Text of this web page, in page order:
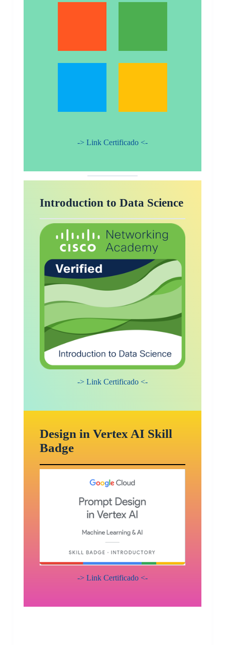
-> Link Certificado <-
Introduction to Data Science
-> Link Certificado <-
Design in Vertex AI Skill
Badge
-> Link Certificado <-